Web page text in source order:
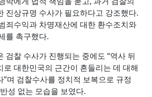
진상규명 수사가 필요하다고 강조했다.
죄수익과 차명재산에 대한 환수조치와
를 촉구했다.
검찰 수사가 진행되는 중에도 “역사 뒤
로 대한민국의 근간이 흔들리는 데 대해
”며 검찰수사를 정치적 보복으로 규정
성 없는 모습을 보였다.